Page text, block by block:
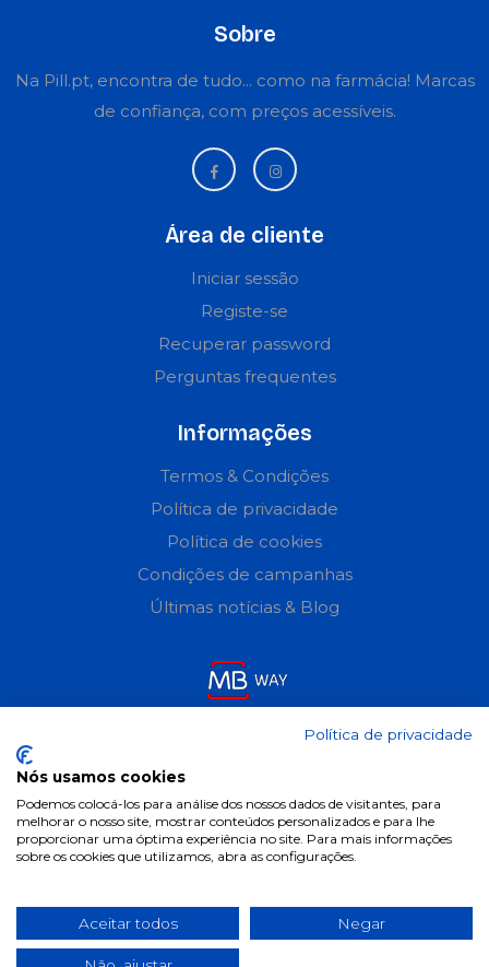
Sobre
Na Pill.pt, encontra de tudo... como na farmácia! Marcas
de confiança, com preços acessíveis.
Área de cliente
Iniciar sessão
Registe-se
Recuperar password
Perguntas frequentes
Informações
Termos & Condições
Política de privacidade
Política de cookies
Condições de campanhas
Últimas notícias & Blog
Política de privacidade
Nós usamos cookies
Podemos colocá-los para análise dos nossos dados de visitantes, para
melhorar o nosso site, mostrar conteúdos personalizados e para lhe
proporcionar uma óptima experiência no site. Para mais informações
sobre os cookies que utilizamos, abra as configurações.
Aceitar todos Negar